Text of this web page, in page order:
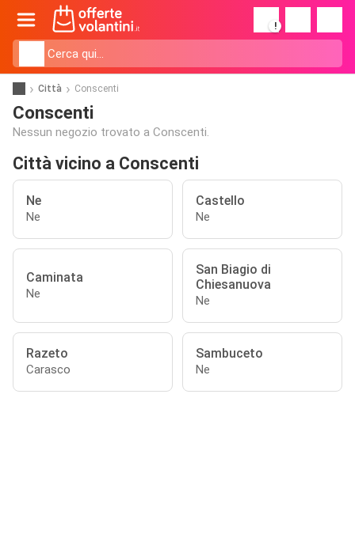
!
Città Conscenti
Conscenti
Nessun negozio trovato a Conscenti.
Città vicino a Conscenti
Ne
Ne
Castello
Ne
Caminata
Ne
San Biagio di
Chiesanuova
Ne
Razeto
Carasco
Sambuceto
Ne